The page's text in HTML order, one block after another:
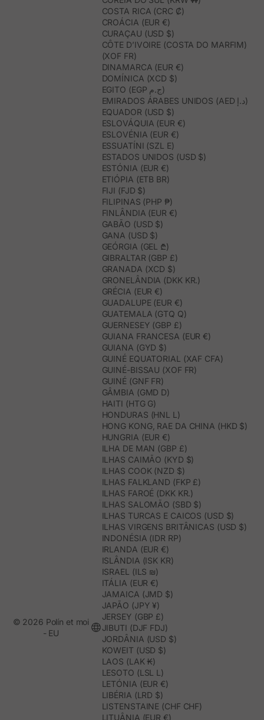
COSTA RICA (CRC ₡)
CROÁCIA (EUR €)
CURAÇAU (USD $)
CÔTE D’IVOIRE (COSTA DO MARFIM)
(XOF FR)
DINAMARCA (EUR €)
DOMÍNICA (XCD $)
EGITO (EGP ج.م)
EMIRADOS ÁRABES UNIDOS (AED د.إ)
EQUADOR (USD $)
ESLOVÁQUIA (EUR €)
ESLOVÉNIA (EUR €)
ESSUATÍNI (SZL E)
ESTADOS UNIDOS (USD $)
ESTÓNIA (EUR €)
ETIÓPIA (ETB BR)
FIJI (FJD $)
FILIPINAS (PHP ₱)
FINLÂNDIA (EUR €)
GABÃO (USD $)
GANA (USD $)
GEÓRGIA (GEL ₾)
GIBRALTAR (GBP £)
GRANADA (XCD $)
GRONELÂNDIA (DKK KR.)
GRÉCIA (EUR €)
GUADALUPE (EUR €)
GUATEMALA (GTQ Q)
GUERNESEY (GBP £)
GUIANA FRANCESA (EUR €)
GUIANA (GYD $)
GUINÉ EQUATORIAL (XAF CFA)
GUINÉ-BISSAU (XOF FR)
GUINÉ (GNF FR)
GÂMBIA (GMD D)
HAITI (HTG G)
HONDURAS (HNL L)
HONG KONG, RAE DA CHINA (HKD $)
HUNGRIA (EUR €)
ILHA DE MAN (GBP £)
ILHAS CAIMÃO (KYD $)
ILHAS COOK (NZD $)
ILHAS FALKLAND (FKP £)
ILHAS FAROÉ (DKK KR.)
ILHAS SALOMÃO (SBD $)
ILHAS TURCAS E CAICOS (USD $)
ILHAS VIRGENS BRITÂNICAS (USD $)
INDONÉSIA (IDR RP)
IRLANDA (EUR €)
ISLÂNDIA (ISK KR)
ISRAEL (ILS ₪)
ITÁLIA (EUR €)
JAMAICA (JMD $)
JAPÃO (JPY ¥)
JERSEY (GBP £)
JIBUTI (DJF FDJ)
JORDÂNIA (USD $)
KOWEIT (USD $)
LAOS (LAK ₭)
LESOTO (LSL L)
LETÓNIA (EUR €)
LIBÉRIA (LRD $)
LISTENSTAINE (CHF CHF)
LITUÂNIA (EUR €)
© 2026 Polín et moi
- EU